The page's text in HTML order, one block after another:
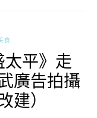
食
平》走
廣告拍攝
）